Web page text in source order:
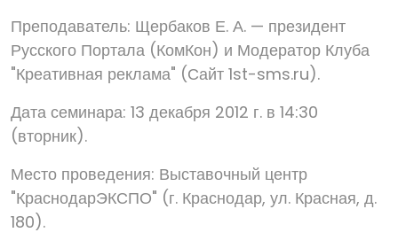
Преподаватель: Щербаков Е. А. — президент
Русского Портала (КомКон) и Модератор Клуба
"Креативная реклама" (Сайт 1st-sms.ru).
Дата семинара: 13 декабря 2012 г. в 14:30
(вторник).
Место проведения: Выставочный центр
"КраснодарЭКСПО" (г. Краснодар, ул. Красная, д.
180).